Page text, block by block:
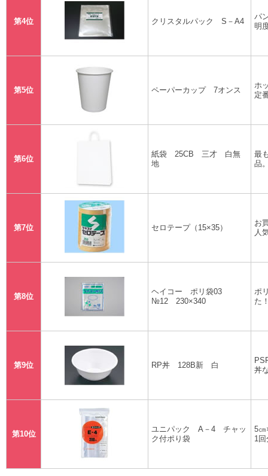
第4位 クリスタルパック S－A4
パ
明
第5位 ペーパーカップ 7オンス
ホ
定
第6位
紙袋 25CB 三才 白無
地
最
品
第7位 セロテープ（15×35）
お
人
第8位
ヘイコー ポリ袋03
№12 230×340
ポ
た
第9位 RP丼 128B新 白
丼
第10位
ユニパック A－4 チャッ
ク付ポり袋
5㎝
1